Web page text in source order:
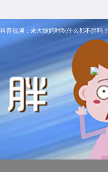
科普视频：来大姨妈时吃什么都不胖吗？